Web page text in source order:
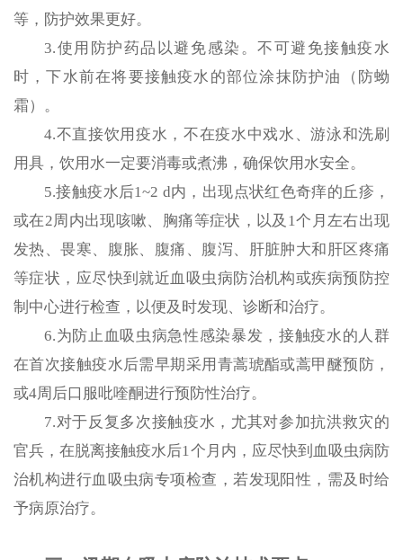
等，防护效果更好。
3.使用防护药品以避免感染。不可避免接触疫水
时，下水前在将要接触疫水的部位涂抹防护油（防蚴
霜）。
4.不直接饮用疫水，不在疫水中戏水、游泳和洗刷
用具，饮用水一定要消毒或煮沸，确保饮用水安全。
5.接触疫水后1~2 d内，出现点状红色奇痒的丘疹，
或在2周内出现咳嗽、胸痛等症状，以及1个月左右出现
发热、畏寒、腹胀、腹痛、腹泻、肝脏肿大和肝区疼痛
等症状，应尽快到就近血吸虫病防治机构或疾病预防控
制中心进行检查，以便及时发现、诊断和治疗。
6.为防止血吸虫病急性感染暴发，接触疫水的人群
在首次接触疫水后需早期采用青蒿琥酯或蒿甲醚预防，
或4周后口服吡喹酮进行预防性治疗。
7.对于反复多次接触疫水，尤其对参加抗洪救灾的
官兵，在脱离接触疫水后1个月内，应尽快到血吸虫病防
治机构进行血吸虫病专项检查，若发现阳性，需及时给
予病原治疗。